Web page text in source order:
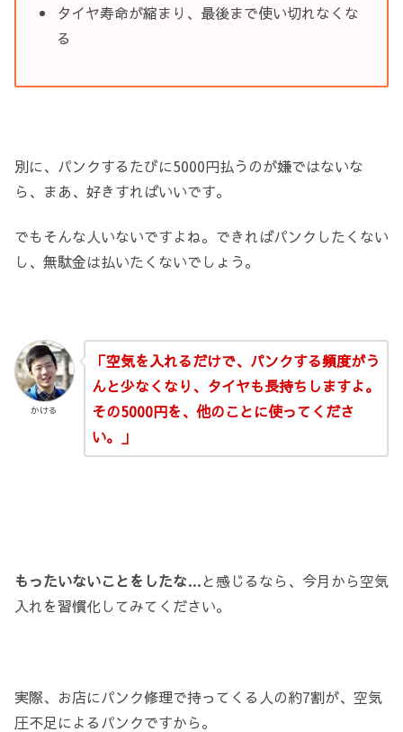
タイヤ寿命が縮まり、最後まで使い切れなくな
る
別に、パンクするたびに5000円払うのが嫌ではないな
ら、まあ、好きすればいいです。
でもそんな人いないですよね。できればパンクしたくない
し、無駄金は払いたくないでしょう。
かける
「空気を入れるだけで、パンクする頻度がう
んと少なくなり、タイヤも長持ちしますよ。
その5000円を、他のことに使ってくださ
い。」
もったいないことをしたな…と感じるなら、今月から空気
入れを習慣化してみてください。
実際、お店にパンク修理で持ってくる人の約7割が、空気
圧不足によるパンクですから。